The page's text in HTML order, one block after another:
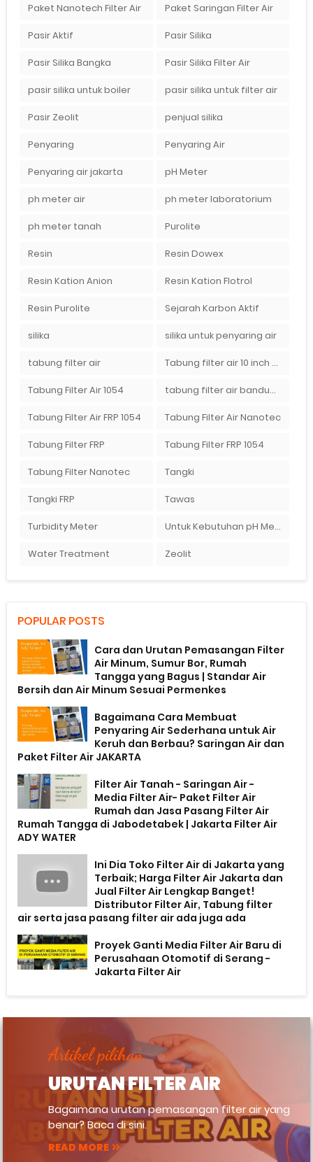
Paket Nanotech Filter Air Paket Saringan Filter Air
Pasir Aktif Pasir Silika
Pasir Silika Bangka Pasir Silika Filter Air
pasir silika untuk boiler pasir silika untuk filter air
Pasir Zeolit penjual silika
Penyaring Penyaring Air
Penyaring air jakarta pH Meter
ph meter air ph meter laboratorium
ph meter tanah Purolite
Resin Resin Dowex
Resin Kation Anion Resin Kation Flotrol
Resin Purolite Sejarah Karbon Aktif
silika silika untuk penyaring air
tabung filter air Tabung filter air 10 inch Agen tabung filter nanotec di bandung"
Tabung Filter Air 1054 tabung filter air bandung
Tabung Filter Air FRP 1054 Tabung Filter Air Nanotec
Tabung Filter FRP Tabung Filter FRP 1054
Tabung Filter Nanotec Tangki
Tangki FRP Tawas
Turbidity Meter Untuk Kebutuhan pH Meter Murah Hanya Di Ady Water
Water Treatment Zeolit
POPULAR POSTS
Cara dan Urutan Pemasangan Filter
Air Minum, Sumur Bor, Rumah
Tangga yang Bagus | Standar Air
Bersih dan Air Minum Sesuai Permenkes
Bagaimana Cara Membuat
Penyaring Air Sederhana untuk Air
Keruh dan Berbau? Saringan Air dan
Paket Filter Air JAKARTA
Filter Air Tanah - Saringan Air -
Media Filter Air- Paket Filter Air
Rumah dan Jasa Pasang Filter Air
Rumah Tangga di Jabodetabek | Jakarta Filter Air
ADY WATER
Ini Dia Toko Filter Air di Jakarta yang
Terbaik; Harga Filter Air Jakarta dan
Jual Filter Air Lengkap Banget!
Distributor Filter Air, Tabung filter
air serta jasa pasang filter air ada juga ada
Proyek Ganti Media Filter Air Baru di
Perusahaan Otomotif di Serang -
Jakarta Filter Air
Artikel pilihan
URUTAN FILTER AIR
Bagaimana urutan pemasangan filter air yang
benar? Baca di sini.
READ MORE